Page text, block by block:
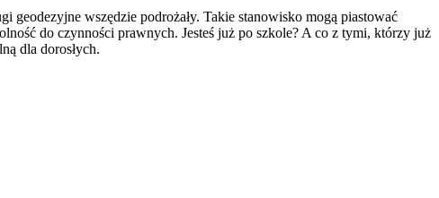
geodezyjne wszędzie podrożały. Takie stanowisko mogą piastować
do czynności prawnych. Jesteś już po szkole? A co z tymi, którzy już
dla dorosłych.